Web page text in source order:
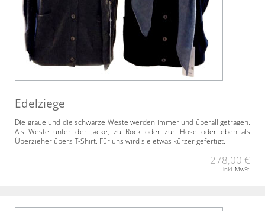
Edelziege
Die graue und die schwarze Weste werden immer und überall getragen.
Als Weste unter der Jacke, zu Rock oder zur Hose oder eben als
Überzieher übers T-Shirt. Für uns wird sie etwas kürzer gefertigt.
278,00 €
inkl. MwSt.